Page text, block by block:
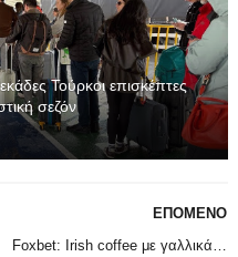
Τούρκοι επισκέπτες
σεζόν
ΕΠΟΜΕΝΟ
Foxbet: Irish coffee με γαλλικά…